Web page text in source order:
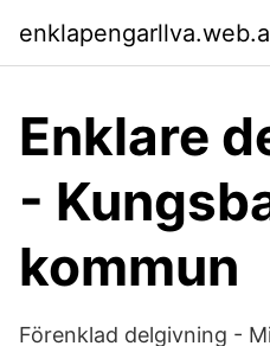
Enklare
-
kommun
Förenklad delgivning -